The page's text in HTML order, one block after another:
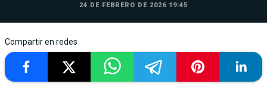
24 DE FEBRERO DE 2026 19:45
Compartir en redes